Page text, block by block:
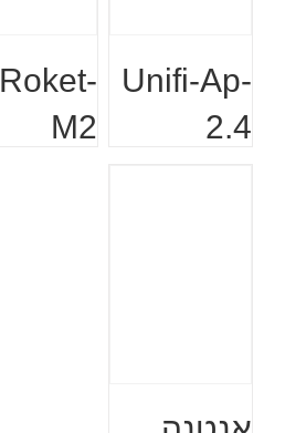
Unifi-Ap-
2.4
Roket-
M2